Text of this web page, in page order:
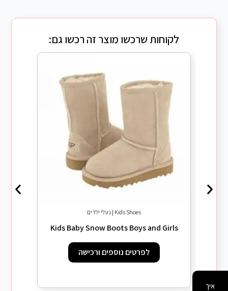
לקוחות שרכשו מוצר זה רכשו גם:
Kids Shoes | נעלי ילדים
Kids Baby Snow Boots Boys and Girls
לפרטים נוספים ורכישה
איך